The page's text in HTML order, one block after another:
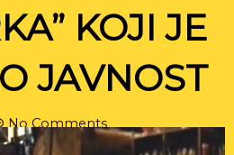
KOJI JE
JAVNOST
No Comments